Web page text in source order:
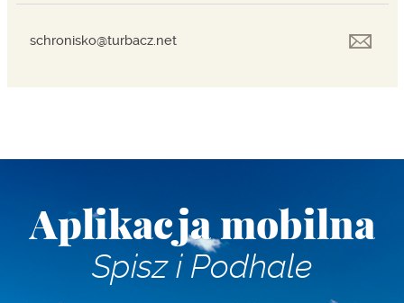
schronisko@turbacz.net
Aplikacja mobilna
Spisz i Podhale